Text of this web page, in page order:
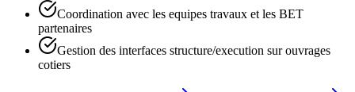
Coordination avec les equipes travaux et les BET
partenaires
Gestion des interfaces structure/execution sur ouvrages
cotiers